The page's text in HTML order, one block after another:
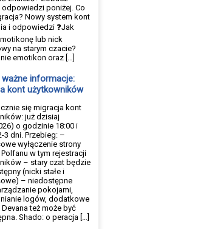
odpowiedzi poniżej. Co
Nowy system kont
i odpowiedzi ❓Jak
lub nick
na starym czacie?
emotikon oraz […]
ważne informacje:
kont użytkowników
się migracja kont
już dzisiaj
o godzinie 18:00 i
3 dni. Przebieg: –
wyłączenie strony
w tym rejestracji
– stary czat będzie
(nicki stałe i
– niedostępne
pokojami,
logów, dodatkowe
Devana też może być
Shado: o peracja […]